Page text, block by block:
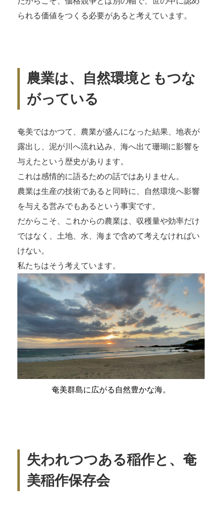
られる価値をつくる必要があると考えています。
農業は、自然環境ともつな
がっている
奄美ではかつて、農業が盛んになった結果、地表が
露出し、泥が川へ流れ込み、海へ出て珊瑚に影響を
与えたという歴史があります。
これは感情的に語るための話ではありません。
農業は生産の技術であると同時に、自然環境へ影響
を与える営みでもあるという事実です。
だからこそ、これからの農業は、収穫量や効率だけ
ではなく、土地、水、海まで含めて考えなければい
けない。
私たちはそう考えています。
奄美群島に広がる自然豊かな海。
失われつつある稲作と、奄
美稲作保存会